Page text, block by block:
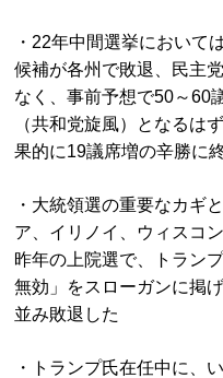
・22年中間選挙において
候補が各州で敗退、民主
なく、事前予想で50～60
（共和党旋風）となるは
果的に19議席増の辛勝に
・大統領選の重要なカギ
ア、イリノイ、ウィスコ
昨年の上院選で、トラン
無効」をスローガンに掲
並み敗退した
・トランプ氏在任中に、